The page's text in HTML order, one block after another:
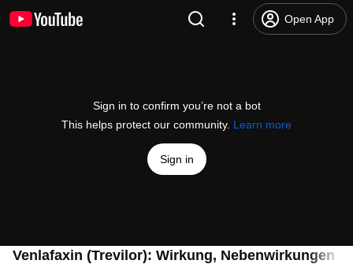
Open App
Sign in to confirm you’re not a bot
This helps protect our community. Learn more
Sign in
Venlafaxin (Trevilor): Wirkung, Nebenwirkungen